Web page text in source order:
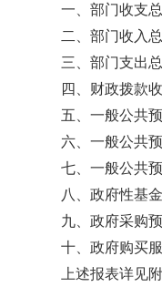
一、部门收支
二、部门收入
三、部门支出
四、财政拨款
五、一般公共
六、一般公共
七、一般公共
八、政府性基
九、政府采购
十、政府购买
上述报表详见附